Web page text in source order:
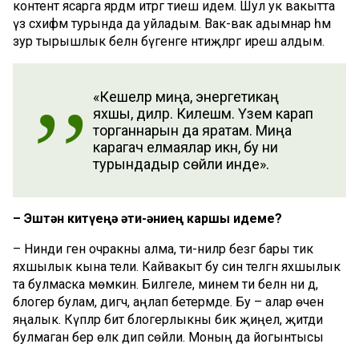
контент ясарга ярдәм итәргә тиеш идем. Шул ук вакытта
үз сәхифәм турында да уйладым. Вак-вак адымнар һәм
зур тырышлык белән бүгенге нәтиҗәләргә ирешә алдым.
«Кешеләр миңа, энергетикаң
яхшы, диләр. Килешәм. Үземә карап
торганнарын да яратам. Миңа
карагач елмаялар икән, бу ни
турындадыр сөйли инде».
– Эштән китүеңә әти-әниең каршы идеме?
– Нинди генә очракны алма, әти-әниләр безгә бары тик
яхшылык кына тели. Кайвакыт бу син теләгән яхшылык
та булмаска мөмкин. Билгеле, минем әти белән әни дә,
блогер булам, дигәч, аңлап бетермәде. Бу – алар өчен
яңалык. Күпләр бит блогерлыкны бик җиңел, җитди
булмаган бер өлкә дип сөйли. Моның да йогынтысы